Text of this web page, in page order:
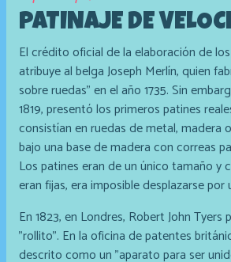
PATINAJE DE
El crédito oficial de la elaboración de
atribuye al belga Joseph Merlín, quien
sobre ruedas" en el año 1735. Sin
1819, presentó los primeros patines
consistían en ruedas de metal, madera
bajo una base de madera con correas
Los patines eran de un único tamaño y
eran fijas, era imposible desplazarse por
En 1823, en Londres, Robert John
"rollito". En la oficina de patentes
descrito como un "aparato para ser